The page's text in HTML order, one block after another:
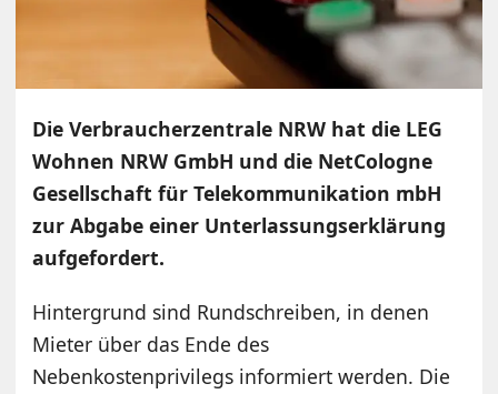
Die Verbraucherzentrale NRW hat die LEG
Wohnen NRW GmbH und die NetCologne
Gesellschaft für Telekommunikation mbH
zur Abgabe einer Unterlassungserklärung
aufgefordert.
Hintergrund sind Rundschreiben, in denen
Mieter über das Ende des
Nebenkostenprivilegs informiert werden. Die